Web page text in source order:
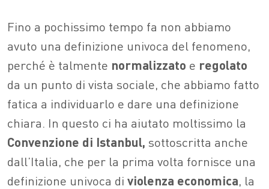
Fino a pochissimo tempo fa non abbiamo
avuto una definizione univoca del fenomeno,
perché è talmente normalizzato e regolato
da un punto di vista sociale, che abbiamo fatto
fatica a individuarlo e dare una definizione
chiara. In questo ci ha aiutato moltissimo la
Convenzione di Istanbul, sottoscritta anche
dall’Italia, che per la prima volta fornisce una
definizione univoca di violenza economica, la